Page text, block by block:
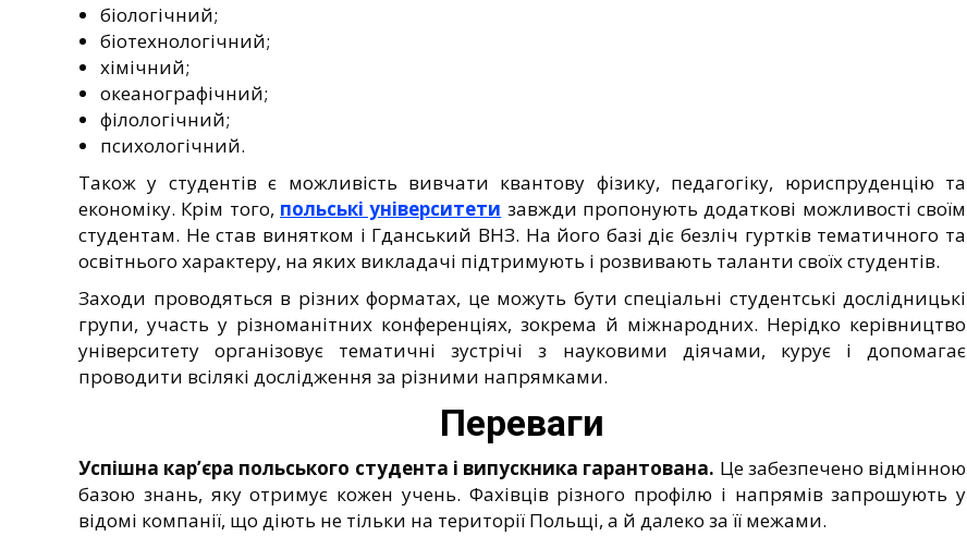
біологічний;
біотехнологічний;
хімічний;
океанографічний;
філологічний;
психологічний.
Також у студентів є можливість вивчати квантову фізику, педагогіку, юриспруденцію та
економіку. Крім того, польські університети завжди пропонують додаткові можливості своїм
студентам. Не став винятком і Гданський ВНЗ. На його базі діє безліч гуртків тематичного та
освітнього характеру, на яких викладачі підтримують і розвивають таланти своїх студентів.
Заходи проводяться в різних форматах, це можуть бути спеціальні студентські дослідницькі
групи, участь у різноманітних конференціях, зокрема й міжнародних. Нерідко керівництво
університету організовує тематичні зустрічі з науковими діячами, курує і допомагає
проводити всілякі дослідження за різними напрямками.
Переваги
Успішна кар’єра польського студента і випускника гарантована. Це забезпечено відмінною
базою знань, яку отримує кожен учень. Фахівців різного профілю і напрямів запрошують у
відомі компанії, що діють не тільки на території Польщі, а й далеко за її межами.